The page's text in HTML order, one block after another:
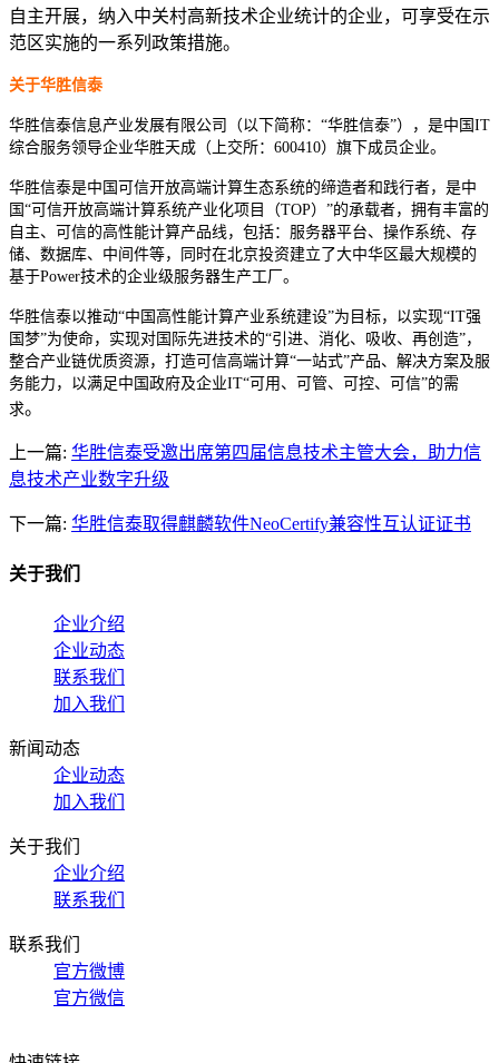
自主开展，纳入中关村高新技术企业统计的企业，可享受在示
范区实施的一系列政策措施。
关于华胜信泰
华胜信泰信息产业发展有限公司（以下简称：“华胜信泰”），是中国IT
综合服务领导企业华胜天成（上交所：600410）旗下成员企业。
华胜信泰是中国可信开放高端计算生态系统的缔造者和践行者，是中
国“可信开放高端计算系统产业化项目（TOP）”的承载者，拥有丰富的
自主、可信的高性能计算产品线，包括：服务器平台、操作系统、存
储、数据库、中间件等，同时在北京投资建立了大中华区最大规模的
基于Power技术的企业级服务器生产工厂。
华胜信泰以推动“中国高性能计算产业系统建设”为目标，以实现“IT强
国梦”为使命，实现对国际先进技术的“引进、消化、吸收、再创造”，
整合产业链优质资源，打造可信高端计算“一站式”产品、解决方案及服
务能力，以满足中国政府及企业IT“可用、可管、可控、可信”的需
求。
上一篇: 华胜信泰受邀出席第四届信息技术主管大会，助力信
息技术产业数字升级
下一篇: 华胜信泰取得麒麟软件NeoCertify兼容性互认证证书
关于我们
企业介绍
企业动态
联系我们
加入我们
新闻动态
企业动态
加入我们
关于我们
企业介绍
联系我们
联系我们
官方微博
官方微信